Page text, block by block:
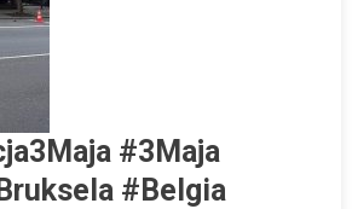
#3Maja
#Belgia